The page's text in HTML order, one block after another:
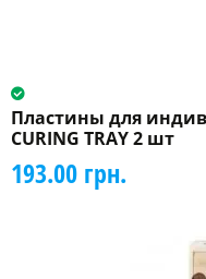
Пластины для
CURING TRAY 2 шт
193.00 грн.